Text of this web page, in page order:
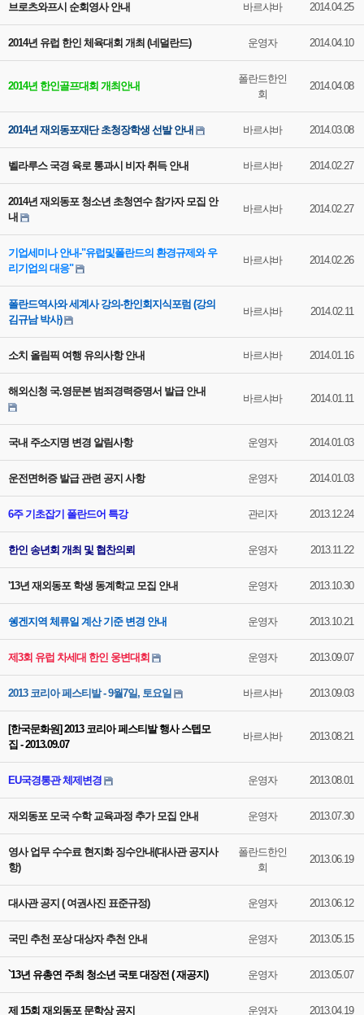
브로츠와프시 순회영사 안내 바르샤바 2014.04.25
2014년 유럽 한인 체육대회 개최 (네덜란드) 운영자 2014.04.10
2014년 한인골프대회 개최안내
폴란드한인
회
2014.04.08
2014년 재외동포재단 초청장학생 선발 안내 바르샤바 2014.03.08
벨라루스 국경 육로 통과시 비자 취득 안내 바르샤바 2014.02.27
2014년 재외동포 청소년 초청연수 참가자 모집 안
내
바르샤바 2014.02.27
기업세미나 안내-"유럽및폴란드의 환경규제와 우
리기업의 대응"
바르샤바 2014.02.26
폴란드역사와 세계사 강의-한인회지식포럼 (강의
김규남 박사)
바르샤바 2014.02.11
소치 올림픽 여행 유의사항 안내 바르샤바 2014.01.16
해외신청 국.영문본 범죄경력증명서 발급 안내
바르샤바 2014.01.11
국내 주소지명 변경 알림사항 운영자 2014.01.03
운전면허증 발급 관련 공지 사항 운영자 2014.01.03
6주 기초잡기 폴란드어 특강 관리자 2013.12.24
한인 송년회 개최 및 협찬의뢰 운영자 2013.11.22
'13년 재외동포 학생 동계학교 모집 안내 운영자 2013.10.30
쉥겐지역 체류일 계산 기준 변경 안내 운영자 2013.10.21
제3회 유럽 차세대 한인 웅변대회 운영자 2013.09.07
2013 코리아 페스티발 - 9월7일, 토요일 바르샤바 2013.09.03
[한국문화원] 2013 코리아 페스티발 행사 스텝모
집 - 2013.09.07
바르샤바 2013.08.21
EU국경통관 체제변경 운영자 2013.08.01
재외동포 모국 수학 교육과정 추가 모집 안내 운영자 2013.07.30
영사 업무 수수료 현지화 징수안내(대사관 공지사
항)
폴란드한인
회
2013.06.19
대사관 공지 ( 여권사진 표준규정) 운영자 2013.06.12
국민 추천 포상 대상자 추천 안내 운영자 2013.05.15
`13년 유총연 주최 청소년 국토 대장전 ( 재공지) 운영자 2013.05.07
제 15회 재외동포 문학상 공지 운영자 2013.04.19